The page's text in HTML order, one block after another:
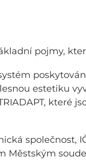
pojmy,
estetiku
které
společnost,